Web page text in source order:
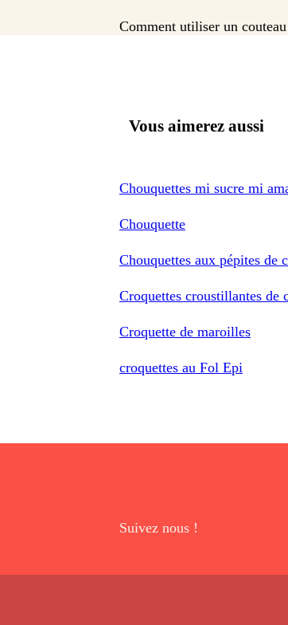
Comment utiliser un couteau
Vous aimerez aussi
Chouquettes mi sucre mi
Chouquette
Chouquettes aux pépites de
Croquettes croustillantes de
Croquette de maroilles
croquettes au Fol Epi
Suivez nous !